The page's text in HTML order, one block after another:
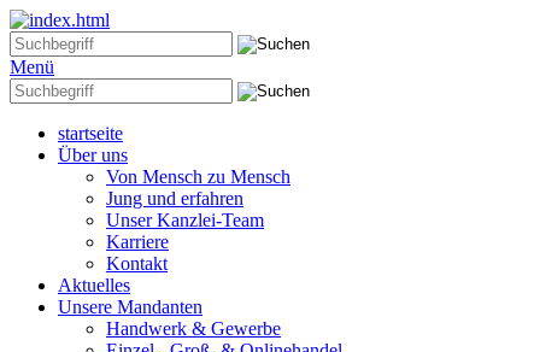
Menü
startseite
Über uns
Von Mensch zu Mensch
Jung und erfahren
Unser Kanzlei-Team
Karriere
Kontakt
Aktuelles
Unsere Mandanten
Handwerk & Gewerbe